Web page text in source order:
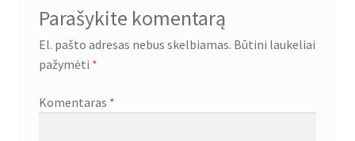
Parašykite komentarą
El. pašto adresas nebus skelbiamas. Būtini laukeliai
pažymėti *
Komentaras *